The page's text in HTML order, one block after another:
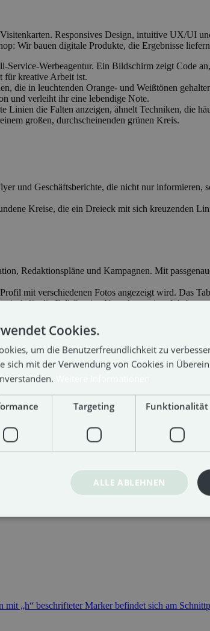
Responsives Design, intuitive UX/UI
Wir bauen digitale Produkte, die Ergebnisse
und Geschäftsberichte, die nicht nur
Redaktionspläne und Kampagnen. Mit
Kampagnen datengetrieben. Denn
die wirklich etwas mit dir zu tun haben bekommt
Cookies.
um die Benutzerfreundlichkeit zu
sich mit der Verwendung von Cookies in
Targeting Funktionalität
ALLE ABLEHNEN